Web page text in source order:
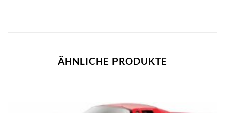
ÄHNLICHE PRODUKTE